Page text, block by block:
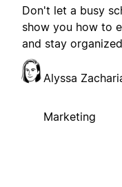
Don't let a busy
show you how to
and stay
Alyssa
Marketing